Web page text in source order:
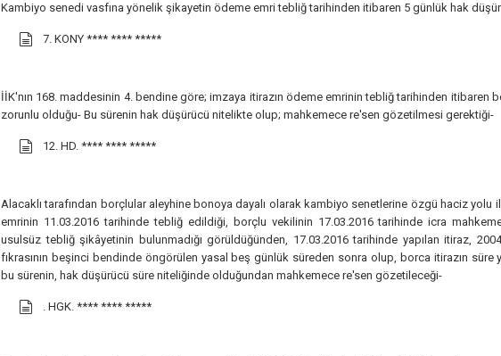
Kambiyo senedi vasfına yönelik şikayetin ödeme emri tebliğ tarihinden itibaren 5 günlük hak
7. KONY **** **** *****
İİK'nın 168. maddesinin 4. bendine göre; imzaya itirazın ödeme emrinin tebliğ tarihinden itibaren
zorunlu olduğu- Bu sürenin hak düşürücü nitelikte olup; mahkemece re'sen gözetilmesi gerektiği-
12. HD. **** **** *****
Alacaklı tarafından borçlular aleyhine bonoya dayalı olarak kambiyo senetlerine özgü haciz yolu
emrinin 11.03.2016 tarihinde tebliğ edildiği, borçlu vekilinin 17.03.2016 tarihinde icra
usulsüz tebliğ şikâyetinin bulunmadığı görüldüğünden, 17.03.2016 tarihinde yapılan itiraz,
fıkrasının beşinci bendinde öngörülen yasal beş günlük süreden sonra olup, borca itirazın
bu sürenin, hak düşürücü süre niteliğinde olduğundan mahkemece re'sen gözetileceği-
. HGK. **** **** *****